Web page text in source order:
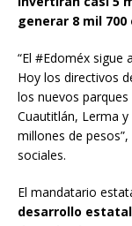
generar 8 mil 700
“El #Edoméx sigue
Hoy los directivos
los nuevos
Cuautitlán, Lerma
millones de
sociales.
El mandatario
desarrollo estatal